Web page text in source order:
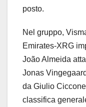
posto.
Nel gruppo,
Emirates-XRG
João Almeida
Jonas
da Giulio
classifica